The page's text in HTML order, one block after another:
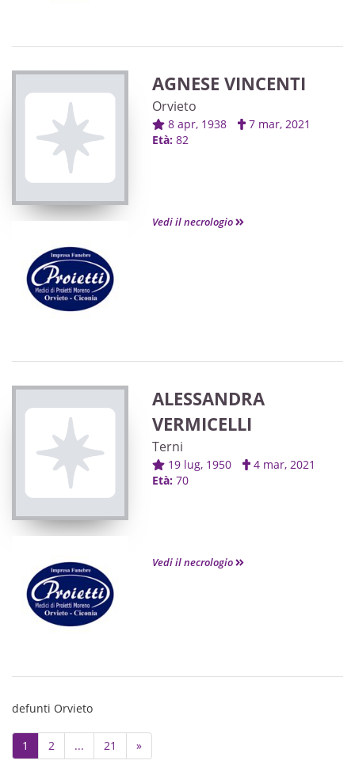
AGNESE VINCENTI
Orvieto
8 apr, 1938
7 mar, 2021
Età: 82
Vedi il necrologio
ALESSANDRA
VERMICELLI
Terni
19 lug, 1950
4 mar, 2021
Età: 70
Vedi il necrologio
defunti Orvieto
1 2 ... 21 »Next